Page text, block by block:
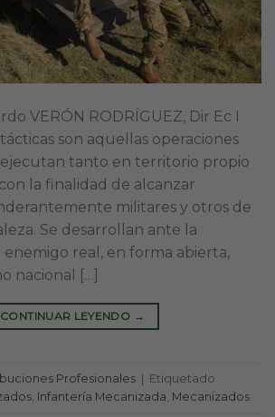
VERÓN RODRÍGUEZ, Dir Ec I
son aquellas operaciones
ejecutan tanto en territorio propio
la finalidad de alcanzar
militares y otros de
Se desarrollan ante la
real, en forma abierta,
nacional […]
CONTINUAR LEYENDO →
Profesionales | Etiquetado
Infantería Mecanizada Mecanizados